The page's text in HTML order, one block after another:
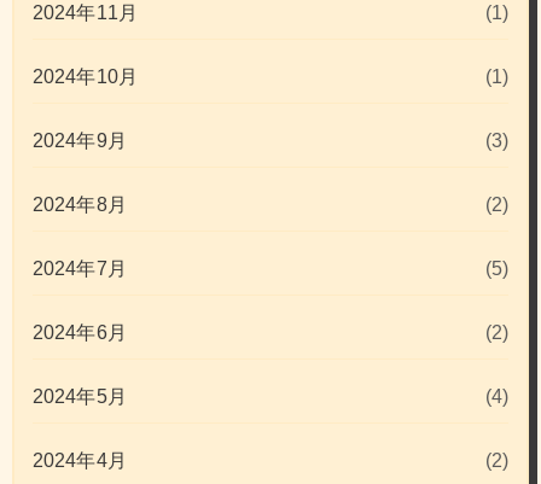
2024年11月 (1)
2024年10月 (1)
2024年9月 (3)
2024年8月 (2)
2024年7月 (5)
2024年6月 (2)
2024年5月 (4)
2024年4月 (2)